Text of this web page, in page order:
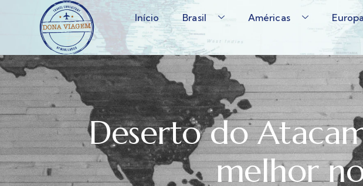
Início Brasil Américas Europa
Deserto do
melhor